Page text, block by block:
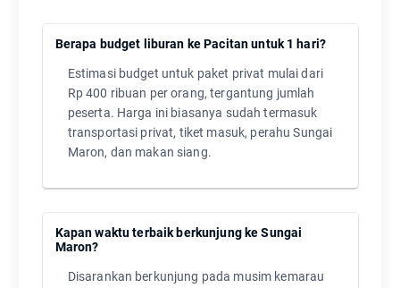
Berapa budget liburan ke Pacitan untuk 1 hari?
Estimasi budget untuk paket privat mulai dari
Rp 400 ribuan per orang, tergantung jumlah
peserta. Harga ini biasanya sudah termasuk
transportasi privat, tiket masuk, perahu Sungai
Maron, dan makan siang.
Kapan waktu terbaik berkunjung ke Sungai
Maron?
Disarankan berkunjung pada musim kemarau